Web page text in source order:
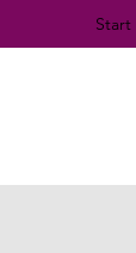
Start